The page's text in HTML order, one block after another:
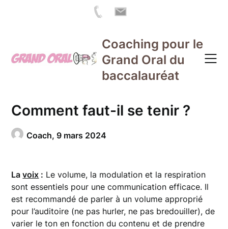
content
Coaching pour le
Grand Oral du
baccalauréat
Comment faut-il se tenir ?
Coach, 9 mars 2024
Lavoix : Le volume, la modulation et la respiration
sont essentiels pour une communication efficace. Il
est recommandé de parler à un volume approprié
pour l’auditoire (ne pas hurler, ne pas bredouiller), de
varier le ton en fonction du contenu et de prendre